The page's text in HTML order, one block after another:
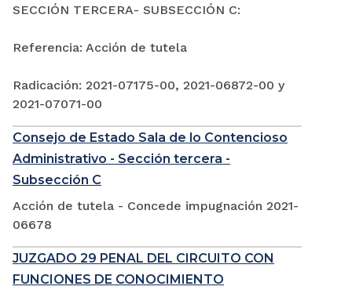
SECCIÓN TERCERA- SUBSECCIÓN C:
Referencia: Acción de tutela
Radicación: 2021-07175-00, 2021-06872-00 y
2021-07071-00
Consejo de Estado Sala de lo Contencioso
Administrativo - Sección tercera -
Subsección C
Acción de tutela - Concede impugnación 2021-
06678
JUZGADO 29 PENAL DEL CIRCUITO CON
FUNCIONES DE CONOCIMIENTO